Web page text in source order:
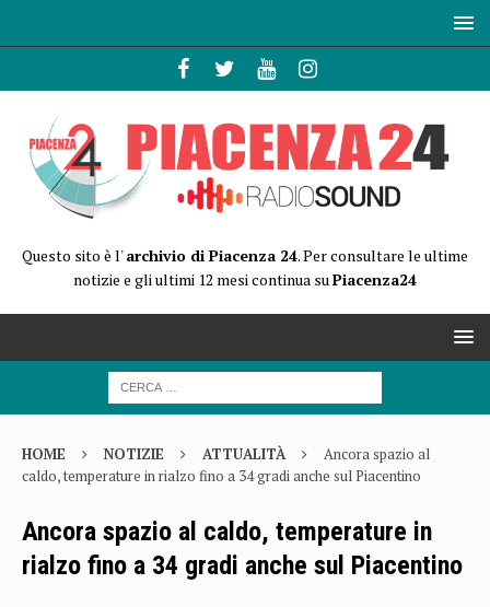
Questo sito è l'archivio di Piacenza 24. Per consultare le ultime
notizie e gli ultimi 12 mesi continua suPiacenza24
HOME NOTIZIE ATTUALITÀ
Ancora spazio al
caldo, temperature in rialzo fino a 34 gradi anche sul Piacentino
Ancora spazio al caldo, temperature in
rialzo fino a 34 gradi anche sul Piacentino